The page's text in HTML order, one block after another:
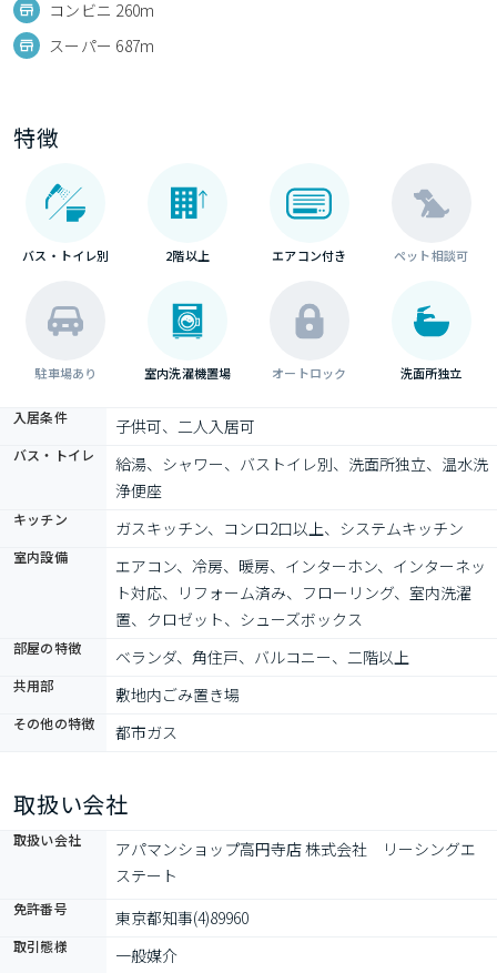
コンビニ 260m
スーパー 687m
特徴
バス・トイレ別 2階以上 エアコン付き ペット相談可
駐車場あり 室内洗濯機置場 オートロック 洗面所独立
入居条件 子供可、二人入居可
バス・トイレ
給湯、シャワー、バストイレ別、洗面所独立、温水洗
浄便座
キッチン ガスキッチン、コンロ2口以上、システムキッチン
室内設備
エアコン、冷房、暖房、インターホン、インターネッ
ト対応、リフォーム済み、フローリング、室内洗濯
置、クロゼット、シューズボックス
部屋の特徴 ベランダ、角住戸、バルコニー、二階以上
共用部 敷地内ごみ置き場
その他の特徴 都市ガス
取扱い会社
取扱い会社
アパマンショップ高円寺店 株式会社　リーシングエ
ステート
免許番号 東京都知事(4)89960
取引態様 一般媒介